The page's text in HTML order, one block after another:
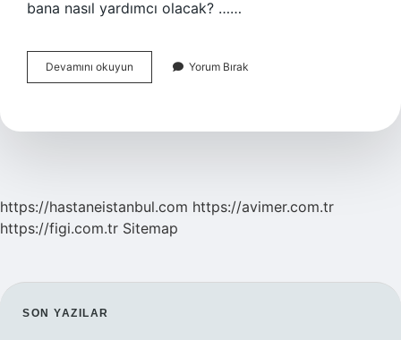
bana nasıl yardımcı olacak? ……
Devamını okuyun Psikolog
Doktoru
Yorum Bırak
https://hastaneistanbul.com https://avimer.com.tr
https://figi.com.tr Sitemap
SIDEBAR
SON YAZILAR